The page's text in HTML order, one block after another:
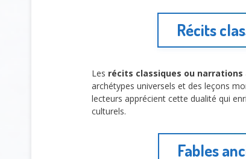
Récits
Les récits classiques ou narrations
archétypes universels et des leçons
lecteurs apprécient cette dualité qui
culturels.
Fables